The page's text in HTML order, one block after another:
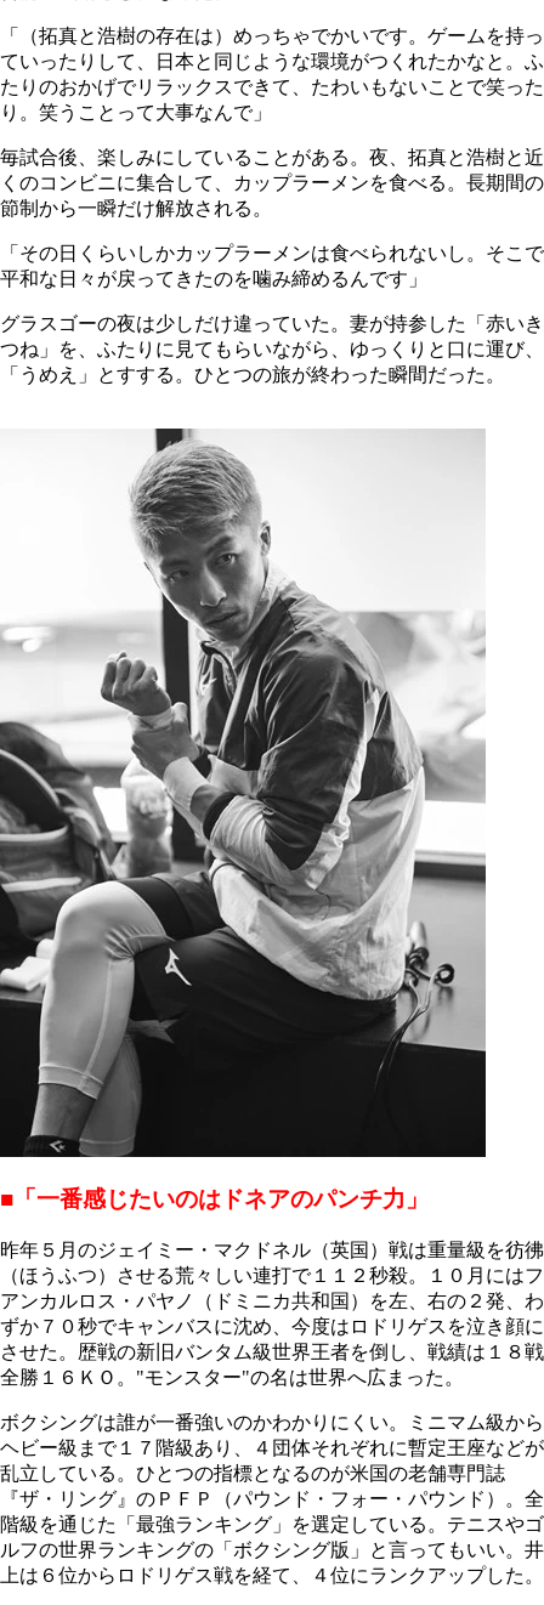
「（拓真と浩樹の存在は）めっちゃでかいです。ゲームを持っ
ていったりして、日本と同じような環境がつくれたかなと。ふ
たりのおかげでリラックスできて、たわいもないことで笑った
り。笑うことって大事なんで」
毎試合後、楽しみにしていることがある。夜、拓真と浩樹と近
くのコンビニに集合して、カップラーメンを食べる。長期間の
節制から一瞬だけ解放される。
「その日くらいしかカップラーメンは食べられないし。そこで
平和な日々が戻ってきたのを噛み締めるんです」
グラスゴーの夜は少しだけ違っていた。妻が持参した「赤いき
つね」を、ふたりに見てもらいながら、ゆっくりと口に運び、
「うめえ」とすする。ひとつの旅が終わった瞬間だった。
■「一番感じたいのはドネアのパンチ力」
昨年５月のジェイミー・マクドネル（英国）戦は重量級を彷彿
（ほうふつ）させる荒々しい連打で１１２秒殺。１０月にはフ
アンカルロス・パヤノ（ドミニカ共和国）を左、右の２発、わ
ずか７０秒でキャンバスに沈め、今度はロドリゲスを泣き顔に
させた。歴戦の新旧バンタム級世界王者を倒し、戦績は１８戦
全勝１６ＫＯ。"モンスター"の名は世界へ広まった。
ボクシングは誰が一番強いのかわかりにくい。ミニマム級から
ヘビー級まで１７階級あり、４団体それぞれに暫定王座などが
乱立している。ひとつの指標となるのが米国の老舗専門誌
『ザ・リング』のＰＦＰ（パウンド・フォー・パウンド）。全
階級を通じた「最強ランキング」を選定している。テニスやゴ
ルフの世界ランキングの「ボクシング版」と言ってもいい。井
上は６位からロドリゲス戦を経て、４位にランクアップした。